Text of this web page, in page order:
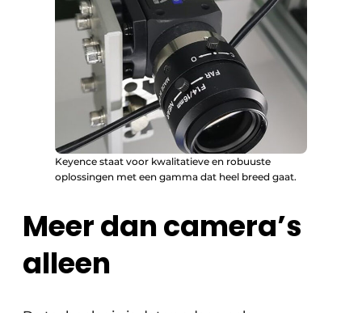
Keyence staat voor kwalitatieve en robuuste
oplossingen met een gamma dat heel breed gaat.
Meer dan camera’s
alleen